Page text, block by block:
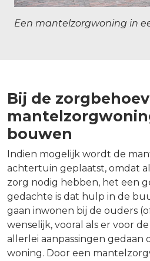
Een mantelzorgwoning in
Bij de
bouwen
Indien mogelijk wordt de
achtertuin geplaatst, omdat
zorg nodig hebben, het een
gedachte is dat hulp in de
gaan inwonen bij de ouders
wenselijk, vooral als er voor
allerlei aanpassingen gedaan
woning. Door een